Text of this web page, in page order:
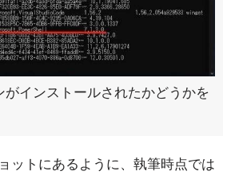
がインストールされたかどうかを
ットにあるように、執筆時点では